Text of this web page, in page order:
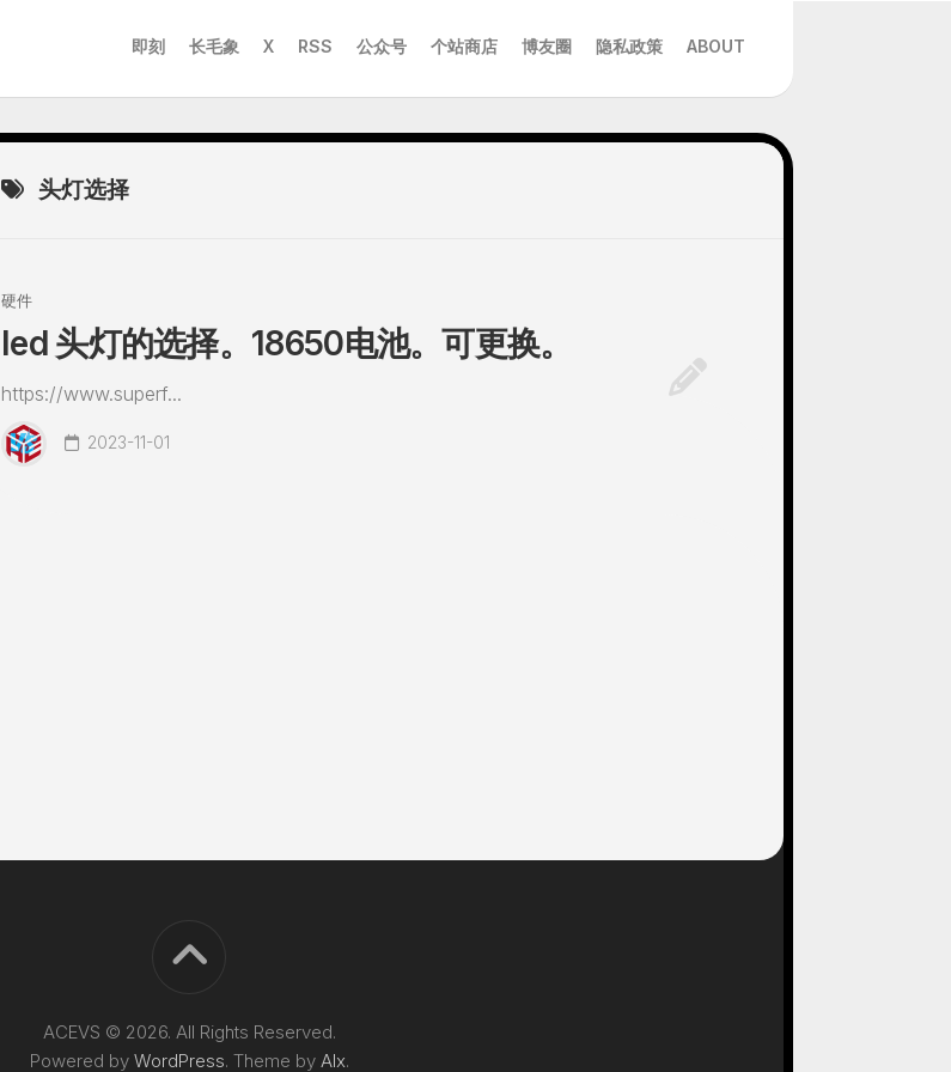
即刻 长毛象 X RSS 公众号 个站商店 博友圈 隐私政策 ABOUT
头灯选择
硬件
led 头灯的选择。18650电池。可更换。
https://www.superf...
2023-11-01
ACEVS © 2026. All Rights Reserved.
Powered by WordPress. Theme by Alx.